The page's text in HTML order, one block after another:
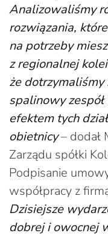
Analizowaliśmy
rozwiązania,
na potrzeby
z regionalnej
że dotrzymaliśmy
spalinowy
efektem tych
obietnicy– dodał
Zarządu spółki
Podpisanie
współpracy z
Dzisiejsze
dobrej i owocnej